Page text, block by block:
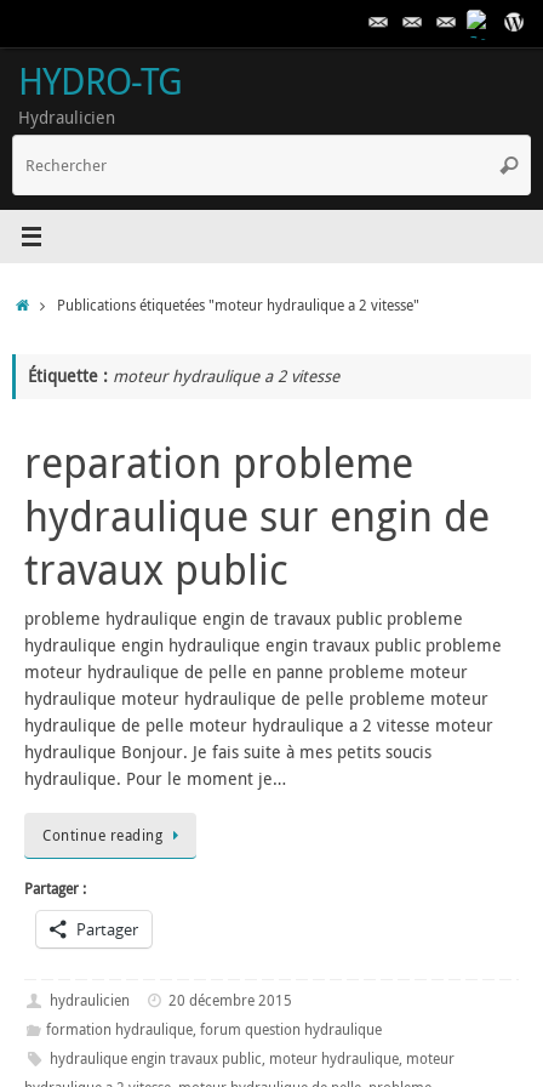
contenu
HYDRO-TG
Hydraulicien
:
AccueilPublications étiquetées "moteur hydraulique a 2 vitesse"
Étiquette : moteur hydraulique a 2 vitesse
reparation probleme
hydraulique sur engin de
travaux public
probleme hydraulique engin de travaux public probleme
hydraulique engin hydraulique engin travaux public probleme
moteur hydraulique de pelle en panne probleme moteur
hydraulique moteur hydraulique de pelle probleme moteur
hydraulique de pelle moteur hydraulique a 2 vitesse moteur
hydraulique Bonjour. Je fais suite à mes petits soucis
hydraulique. Pour le moment je…
Continue reading
Partager :
Partager
hydraulicien
20 décembre 2015
formation hydraulique, forum question hydraulique
hydraulique engin travaux public, moteur hydraulique, moteur